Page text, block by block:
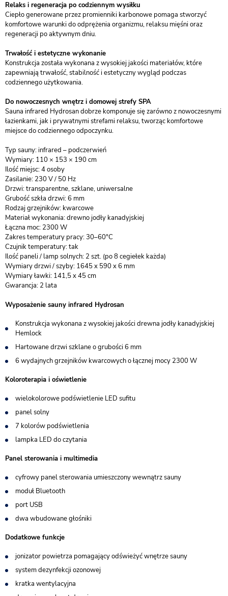
Relaks i regeneracja po codziennym wysiłku
Ciepło generowane przez promienniki karbonowe pomaga stworzyć
komfortowe warunki do odprężenia organizmu, relaksu mięśni oraz
regeneracji po aktywnym dniu.
Trwałość i estetyczne wykonanie
Konstrukcja została wykonana z wysokiej jakości materiałów, które
zapewniają trwałość, stabilność i estetyczny wygląd podczas
codziennego użytkowania.
Do nowoczesnych wnętrz i domowej strefy SPA
Sauna infrared Hydrosan dobrze komponuje się zarówno z nowoczesnymi
łazienkami, jak i prywatnymi strefami relaksu, tworząc komfortowe
miejsce do codziennego odpoczynku.
Typ sauny: infrared – podczerwień
Wymiary: 110 × 153 × 190 cm
Ilość miejsc: 4 osoby
Zasilanie: 230 V / 50 Hz
Drzwi: transparentne, szklane, uniwersalne
Grubość szkła drzwi: 6 mm
Rodzaj grzejników: kwarcowe
Materiał wykonania: drewno jodły kanadyjskiej
Łączna moc: 2300 W
Zakres temperatury pracy: 30–60°C
Czujnik temperatury: tak
Ilość paneli / lamp solnych: 2 szt. (po 8 cegiełek każda)
Wymiary drzwi / szyby: 1645 x 590 x 6 mm
Wymiary ławki: 141,5 x 45 cm
Gwarancja: 2 lata
Wyposażenie sauny infrared Hydrosan
Konstrukcja wykonana z wysokiej jakości drewna jodły kanadyjskiej
Hemlock
Hartowane drzwi szklane o grubości 6 mm
6 wydajnych grzejników kwarcowych o łącznej mocy 2300 W
Koloroterapia i oświetlenie
wielokolorowe podświetlenie LED sufitu
panel solny
7 kolorów podświetlenia
lampka LED do czytania
Panel sterowania i multimedia
cyfrowy panel sterowania umieszczony wewnątrz sauny
moduł Bluetooth
port USB
dwa wbudowane głośniki
Dodatkowe funkcje
jonizator powietrza pomagający odświeżyć wnętrze sauny
system dezynfekcji ozonowej
kratka wentylacyjna